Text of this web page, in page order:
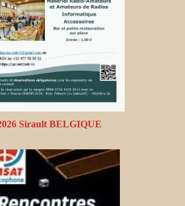
Sirault BELGIQUE